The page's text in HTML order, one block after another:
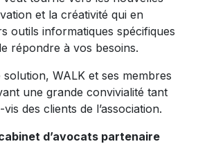
et la créativité qui en
outils informatiques spécifiques
répondre à vos besoins.
WALK et ses membres
une grande convivialité tant
des clients de l’association.
d’avocats partenaire